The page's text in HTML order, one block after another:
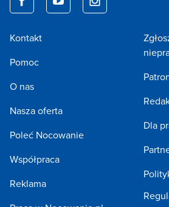
Kontakt
Pomoc
O nas
Nasza oferta
Poleć Nocowanie
Współpraca
Reklama
Dla